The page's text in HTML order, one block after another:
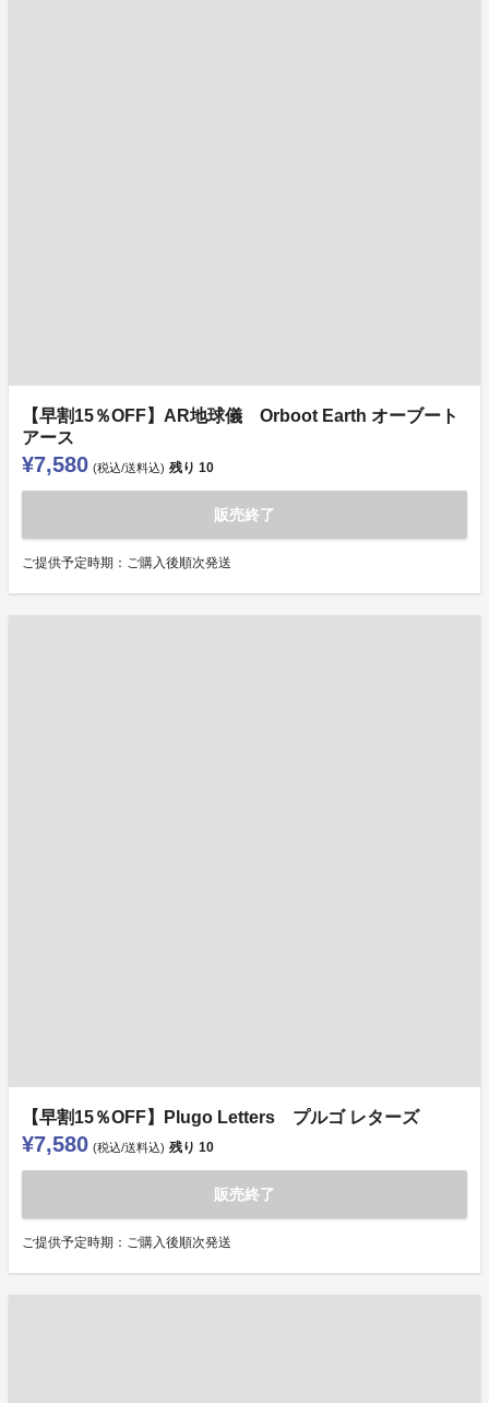
【早割15％OFF】AR地球儀 Orboot Earth オーブート
アース
¥7,580 (税込/送料込) 残り 10
販売終了
ご提供予定時期：ご購入後順次発送
【早割15％OFF】Plugo Letters プルゴ レターズ
¥7,580 (税込/送料込) 残り 10
販売終了
ご提供予定時期：ご購入後順次発送